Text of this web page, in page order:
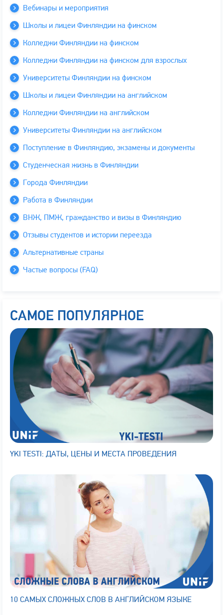
Вебинары и мероприятия
Школы и лицеи Финляндии на финском
Колледжи Финляндии на финском
Колледжи Финляндии на финском для взрослых
Университеты Финляндии на финском
Школы и лицеи Финляндии на английском
Колледжи Финляндии на английском
Университеты Финляндии на английском
Поступление в Финляндию, экзамены и документы
Студенческая жизнь в Финляндии
Города Финляндии
Работа в Финляндии
ВНЖ, ПМЖ, гражданство и визы в Финляндию
Отзывы студентов и истории переезда
Альтернативные страны
Частые вопросы (FAQ)
САМОЕ ПОПУЛЯРНОЕ
YKI TESTI: ДАТЫ, ЦЕНЫ И МЕСТА ПРОВЕДЕНИЯ
10 САМЫХ СЛОЖНЫХ СЛОВ В АНГЛИЙСКОМ ЯЗЫКЕ